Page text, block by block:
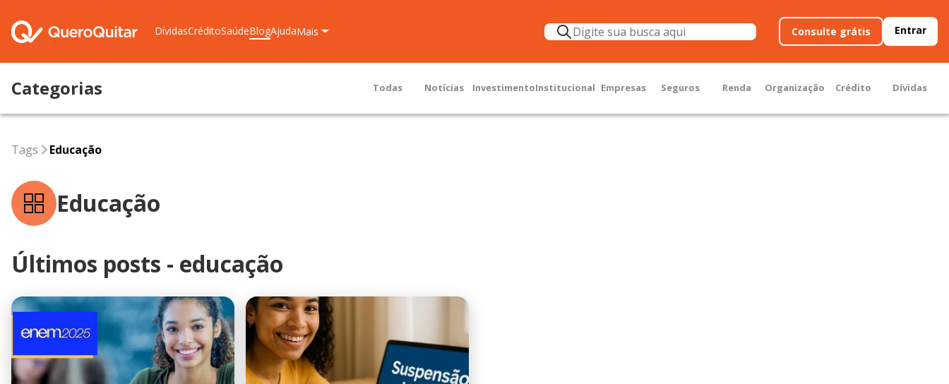
DívidasCréditoSaúdeBlogAjudaMais Consulte grátis Entrar
Categorias Todas Notícias InvestimentoInstitucional Empresas Seguros Renda Organização Crédito Dívidas
Tags educação
Tags Educação
Educação
Últimos posts - educação